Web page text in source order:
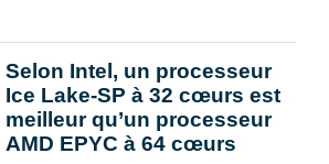
Selon Intel, un processeur
Ice Lake-SP à 32 cœurs est
meilleur qu’un processeur
AMD EPYC à 64 cœurs